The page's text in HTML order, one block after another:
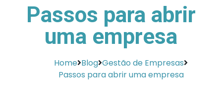
Passos para abrir
uma empresa
Home Blog Gestão de Empresas
Passos para abrir uma empresa